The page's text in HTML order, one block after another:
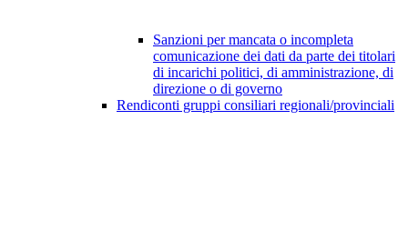
Sanzioni per mancata o incompleta
comunicazione dei dati da parte dei titolari
di incarichi politici, di amministrazione, di
direzione o di governo
Rendiconti gruppi consiliari regionali/provinciali